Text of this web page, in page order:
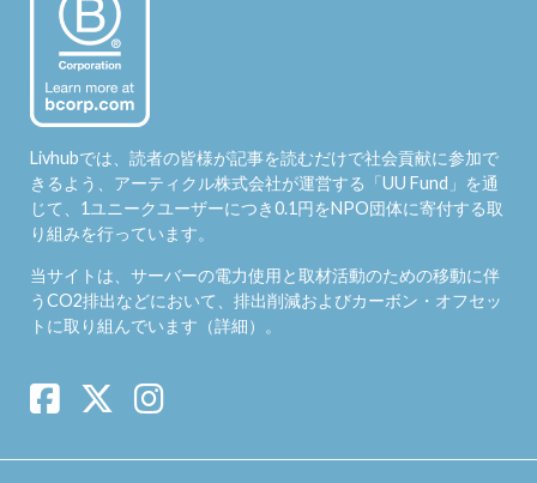
Livhubでは、読者の皆様が記事を読むだけで社会貢献に参加で
きるよう、アーティクル株式会社が運営する「UU Fund 」を通
じて、1ユニークユーザーにつき0.1円をNPO団体に寄付する取
り組みを行っています。
当サイトは、サーバーの電力使用と取材活動のための移動に伴
うCO2排出などにおいて、排出削減およびカーボン・オフセッ
トに取り組んでいます（詳細）。